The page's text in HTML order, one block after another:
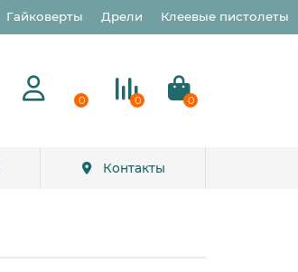
Гайковерты Дрели Клеевые пистолеты
0 0 0
Контакты